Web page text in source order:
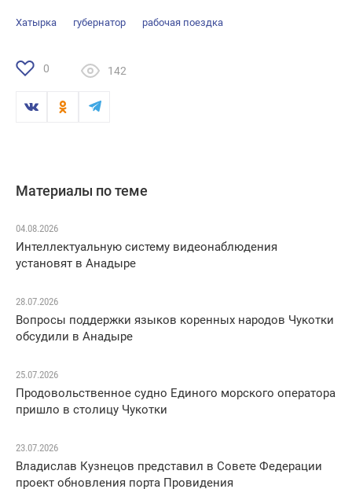
Хатырка губернатор рабочая поездка
0 142
Материалы по теме
04.08.2026
Интеллектуальную систему видеонаблюдения
установят в Анадыре
28.07.2026
Вопросы поддержки языков коренных народов Чукотки
обсудили в Анадыре
25.07.2026
Продовольственное судно Единого морского оператора
пришло в столицу Чукотки
23.07.2026
Владислав Кузнецов представил в Совете Федерации
проект обновления порта Провидения